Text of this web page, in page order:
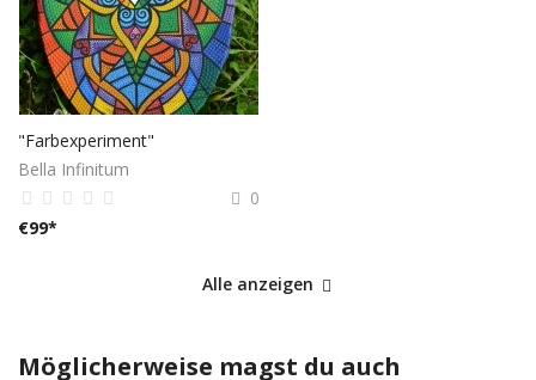
"Farbexperiment"
Bella Infinitum
0
€99*
Alle anzeigen
Möglicherweise magst du auch